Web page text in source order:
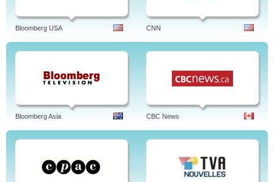
Bloomberg USA CNN
Bloomberg Asia CBC News